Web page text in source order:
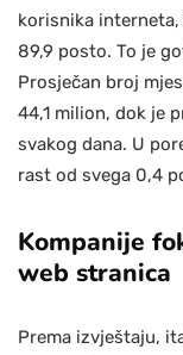
korisnika
89,9 posto. To je
Prosječan broj
44,1 milion, dok je
svakog dana. U
rast od svega 0,4
Kompanije
web stranica
Prema izvještaju,